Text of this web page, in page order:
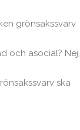
grönsakssvarv
och asocial? Nej,
ska